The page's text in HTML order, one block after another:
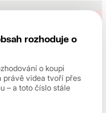
rozhoduje o
o koupi
právě videa tvoří přes
– a toto číslo stále